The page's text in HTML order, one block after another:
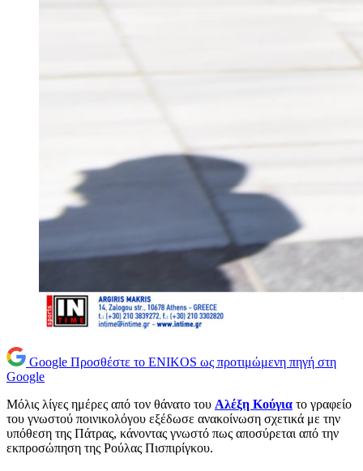
Google Προσθέστε το ENIKOS ως προτιμώμενη πηγή στη
Google
Μόλις λίγες ημέρες από τον θάνατο του Αλέξη Κούγια το γραφείο
του γνωστού ποινικολόγου εξέδωσε ανακοίνωση σχετικά με την
υπόθεση της Πάτρας, κάνοντας γνωστό πως αποσύρεται από την
εκπροσώπηση της Ρούλας Πισπιρίγκου.